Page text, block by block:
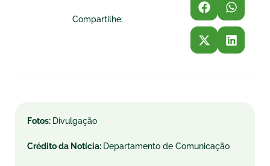
Compartilhe:
Fotos: Divulgação
Crédito da Notícia: Departamento de Comunicação